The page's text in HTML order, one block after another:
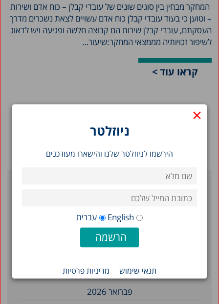
×
ניוזלטר
הירשמו לניוזלטר שלנו והישארו מעודכנים
English עברית
תנאי שימוש מדיניות פרטיות
המחקר מבחין בין סוגים שונים של עובדי קבלן – כוח אדם ושירות
– וטוען כי בעוד עובדי קבלן כוח אדם עשויים לצאת נשכרים מדרך
העסקתם, עובדי קבלן שירות הם קבוצה חלשה ופגיעה ויש לדאוג
לשיפור זכויותיה מממצאי המחקר:שיעור…
קראו עוד >
יולי 2026
יוני 2026
אפריל 2026
פברואר 2026